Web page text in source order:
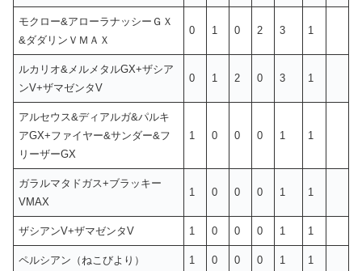
モクロー&アローラナッシーＧＸ
&ダダリンＶＭＡＸ
0 1 0 2 3 1
ルカリオ&メルメタルGX+ザシア
ンV+ザマゼンタV
0 1 2 0 3 1
アルセウス&ディアルガ&パルキ
アGX+ファイヤー&サンダー&フ
リーザーGX
1 0 0 0 1 1
ガラルマタドガス+ブラッキー
VMAX
1 0 0 0 1 1
ザシアンV+ザマゼンタV 1 0 0 0 1 1
ペルシアン（ねこびより） 1 0 0 0 1 1